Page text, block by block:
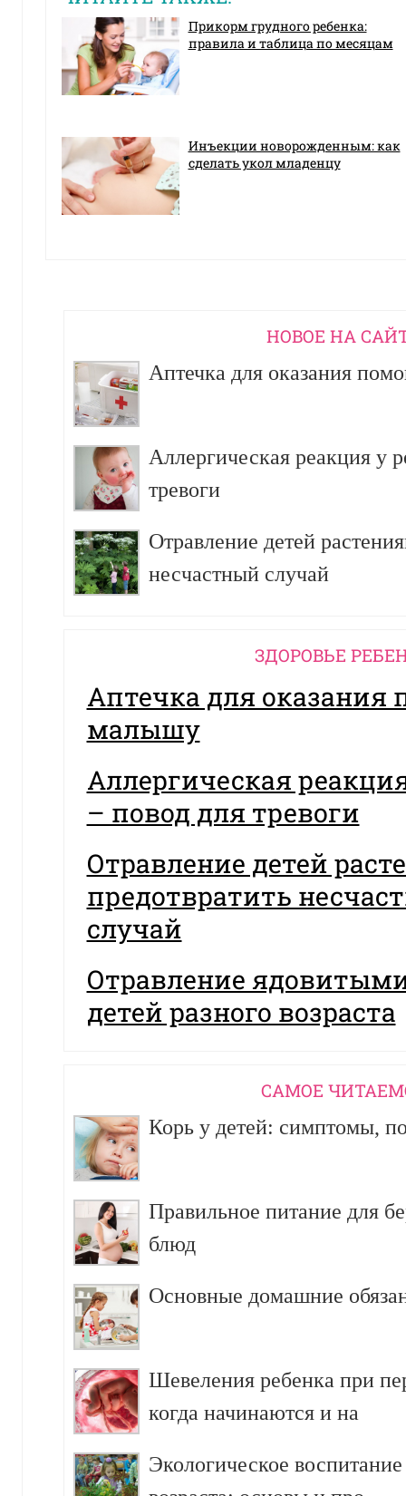
Прикорм грудного ребенка:
правила и таблица по месяцам
Инъекции новорожденным: как
сделать укол младенцу
НОВОЕ НА
Аптечка для оказания
Аллергическая реакция у
тревоги
Отравление детей
несчастный случай
ЗДОРОВЬЕ
Аптечка для
малышу
Аллергическая
– повод для тревоги
Отравление детей
предотвратить
случай
Отравление
детей разного возраста
CАМОЕ
Корь у детей: симптомы,
Правильное питание для
блюд
Основные домашние
Шевеления ребенка при
когда начинаются и на
Экологическое